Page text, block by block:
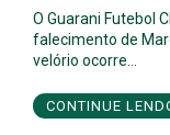
O Guarani Futebol
falecimento de
velório ocorre…
CONTINUE